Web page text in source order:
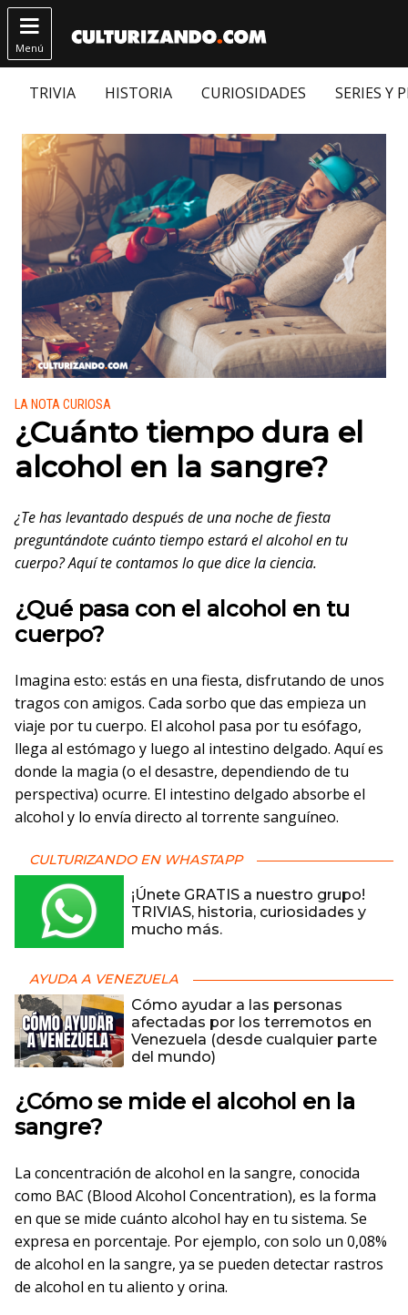

Menú
TRIVIA HISTORIA CURIOSIDADES SERIES Y
Publicado en:
LA NOTA CURIOSA
¿Cuánto tiempo dura el
alcohol en la sangre?
¿Te has levantado después de una noche de fiesta
preguntándote cuánto tiempo estará el alcohol en tu
cuerpo? Aquí te contamos lo que dice la ciencia.
¿Qué pasa con el alcohol en tu
cuerpo?
Imagina esto: estás en una fiesta, disfrutando de unos
tragos con amigos. Cada sorbo que das empieza un
viaje por tu cuerpo. El alcohol pasa por tu esófago,
llega al estómago y luego al intestino delgado. Aquí es
donde la magia (o el desastre, dependiendo de tu
perspectiva) ocurre. El intestino delgado absorbe el
alcohol y lo envía directo al torrente sanguíneo.
CULTURIZANDO EN WHASTAPP
¡Únete GRATIS a nuestro grupo!
TRIVIAS, historia, curiosidades y
mucho más.
AYUDA A VENEZUELA
Cómo ayudar a las personas
afectadas por los terremotos en
Venezuela (desde cualquier parte
del mundo)
¿Cómo se mide el alcohol en la
sangre?
La concentración de alcohol en la sangre, conocida
como BAC (Blood Alcohol Concentration), es la forma
en que se mide cuánto alcohol hay en tu sistema. Se
expresa en porcentaje. Por ejemplo, con solo un 0,08%
de alcohol en la sangre, ya se pueden detectar rastros
de alcohol en tu aliento y orina.